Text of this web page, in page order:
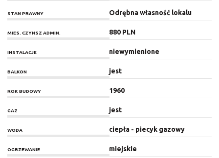
STAN PRAWNY Odrębna własność lokalu
MIES. CZYNSZ ADMIN. 880 PLN
INSTALACJE niewymienione
BALKON jest
ROK BUDOWY 1960
GAZ jest
WODA ciepła - piecyk gazowy
OGRZEWANIE miejskie